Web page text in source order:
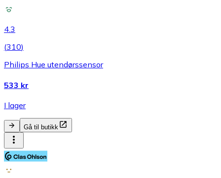
4.3
(310)
Philips Hue utendørssensor
533 kr
I lager
Gå til butikk